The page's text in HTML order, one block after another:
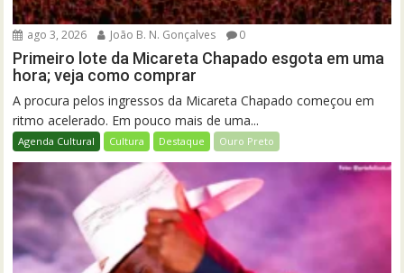
ago 3, 2026 João B. N. Gonçalves 0
Primeiro lote da Micareta Chapado esgota em uma
hora; veja como comprar
A procura pelos ingressos da Micareta Chapado começou em
ritmo acelerado. Em pouco mais de uma...
Agenda Cultural Cultura Destaque Ouro Preto